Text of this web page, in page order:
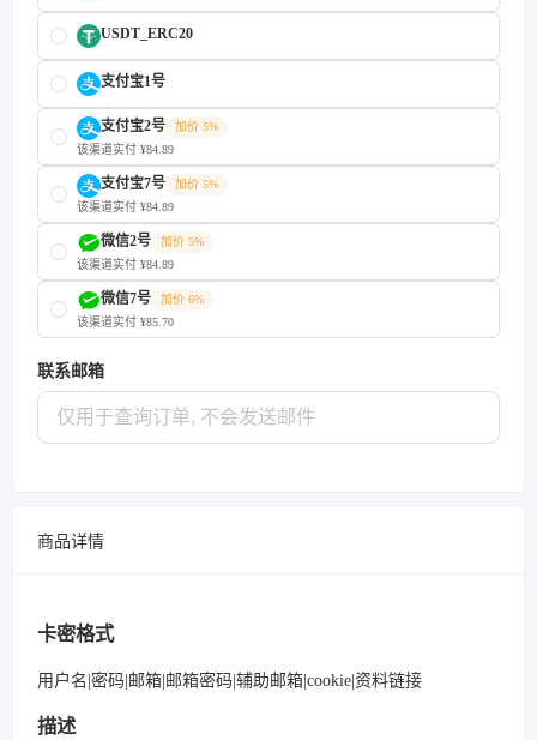
USDT_ERC20
支付宝1号
支付宝2号
加价 5%
该渠道实付 ¥84.89
支付宝7号
加价 5%
该渠道实付 ¥84.89
微信2号
加价 5%
该渠道实付 ¥84.89
微信7号
加价 6%
该渠道实付 ¥85.70
联系邮箱
商品详情
卡密格式
用户名|密码|邮箱|邮箱密码|辅助邮箱|cookie|资料链接
描述